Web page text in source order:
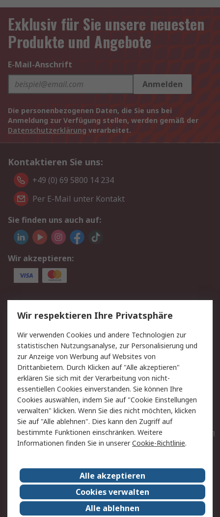
Exklusiv für Sie unsere neuesten
Produkte und Angebote
E-Mail-Anschrift
Anmelden
Die personenbezogenen Daten, die Sie uns bei
Anmeldung zur Verfügung stellen, werden gemäß der
Datenschutzerklärung verarbeitet.
Kontaktieren Sie uns:
+49 (0) 69 5800 14 234
Per E-Mail unter Kontakt
Sie finden uns auch auf:
Wir akzeptieren:
Service
Value Added Services
Lieferlösungen
Rücksendungen
Kontakt
Hilfe
Privatkunden
Rechtliches
AGB
Datenschutz
Cookie-Richtlinie
Zahlungsbedingungen
Copyright/Impressum
Entsorgung
Elektrogeräte/Batterien
RS weltweit
Karriere bei RS
Nachhaltigkeit
Qualität/Umwelt/ZertifikatePresse-Center
Wir respektieren Ihre Privatsphäre
Wir verwenden Cookies und andere Technologien zur
statistischen Nutzungsanalyse, zur Personalisierung und
zur Anzeige von Werbung auf Websites von
Drittanbietern. Durch Klicken auf "Alle akzeptieren"
erklären Sie sich mit der Verarbeitung von nicht-
essentiellen Cookies einverstanden. Sie können Ihre
Cookies auswählen, indem Sie auf "Cookie Einstellungen
verwalten" klicken. Wenn Sie dies nicht möchten, klicken
Sie auf "Alle ablehnen". Dies kann den Zugriff auf
bestimmte Funktionen einschränken. Weitere
Informationen finden Sie in unsererCookie-Richtlinie.
Alle akzeptieren
Cookies verwalten
Alle ablehnen